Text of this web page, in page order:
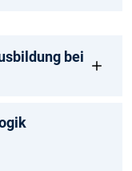
bei